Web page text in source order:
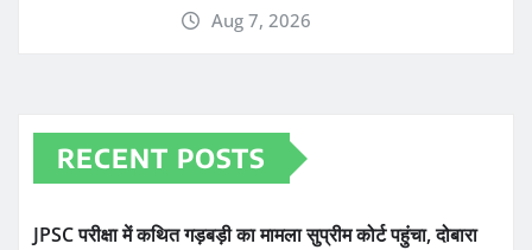
Aug 7, 2026
RECENT POSTS
JPSC परीक्षा में कथित गड़बड़ी का मामला सुप्रीम कोर्ट पहुंचा, दोबारा